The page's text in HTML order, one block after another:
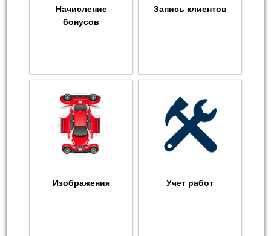
Начисление
бонусов
Запись клиентов
Изображения Учет работ